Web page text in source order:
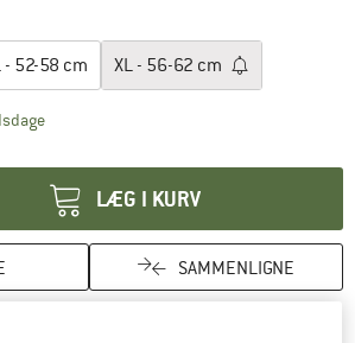
- 52-58 cm XL - 56-62 cm
Linket åbnes i en infoboks og indeholder
LÆG I KURV
SAMMENLIGNE